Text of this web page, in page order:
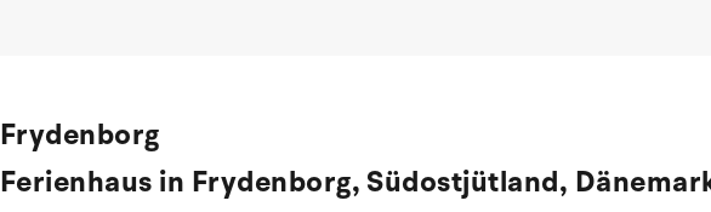
Frydenborg
Ferienhaus in Frydenborg, Südostjütland,